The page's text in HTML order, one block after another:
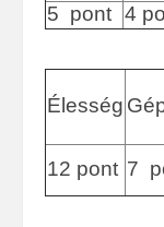
5 pont 4
Élesség
12 pont 7